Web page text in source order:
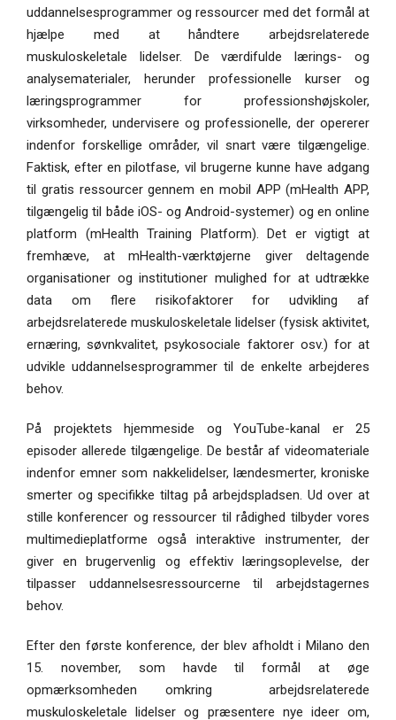
uddannelsesprogrammer og ressourcer med det formål at
hjælpe med at håndtere arbejdsrelaterede
muskuloskeletale lidelser. De værdifulde lærings- og
analysematerialer, herunder professionelle kurser og
læringsprogrammer for professionshøjskoler,
virksomheder, undervisere og professionelle, der opererer
indenfor forskellige områder, vil snart være tilgængelige.
Faktisk, efter en pilotfase, vil brugerne kunne have adgang
til gratis ressourcer gennem en mobil APP (mHealth APP,
tilgængelig til både iOS- og Android-systemer) og en online
platform (mHealth Training Platform). Det er vigtigt at
fremhæve, at mHealth-værktøjerne giver deltagende
organisationer og institutioner mulighed for at udtrække
data om flere risikofaktorer for udvikling af
arbejdsrelaterede muskuloskeletale lidelser (fysisk aktivitet,
ernæring, søvnkvalitet, psykosociale faktorer osv.) for at
udvikle uddannelsesprogrammer til de enkelte arbejderes
behov.
På projektets hjemmeside og YouTube-kanal er 25
episoder allerede tilgængelige. De består af videomateriale
indenfor emner som nakkelidelser, lændesmerter, kroniske
smerter og specifikke tiltag på arbejdspladsen. Ud over at
stille konferencer og ressourcer til rådighed tilbyder vores
multimedieplatforme også interaktive instrumenter, der
giver en brugervenlig og effektiv læringsoplevelse, der
tilpasser uddannelsesressourcerne til arbejdstagernes
behov.
Efter den første konference, der blev afholdt i Milano den
15. november, som havde til formål at øge
opmærksomheden omkring arbejdsrelaterede
muskuloskeletale lidelser og præsentere nye ideer om,